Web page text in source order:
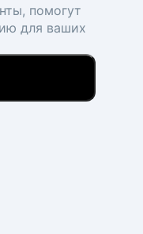
помогут
для ваших